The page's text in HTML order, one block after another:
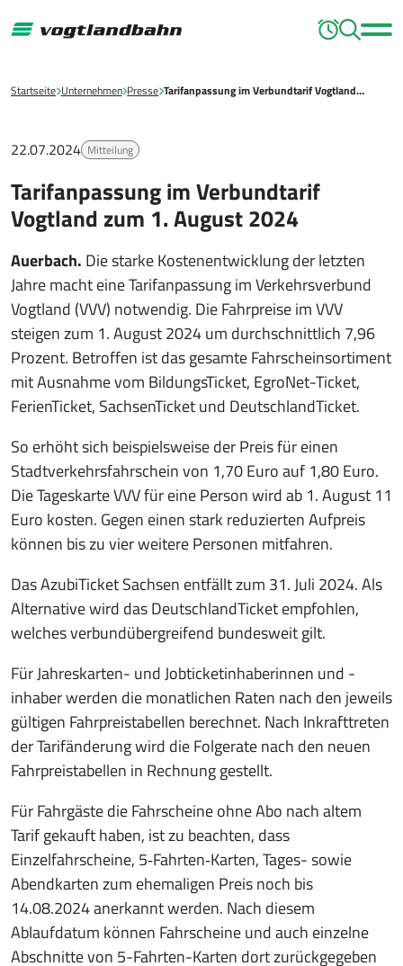
Startseite Unternehmen Presse Tarifanpassung im Verbundtarif Vogtland…
22.07.2024 Mitteilung
Tarifanpassung im Verbundtarif
Vogtland zum 1. August 2024
Auerbach. Die starke Kostenentwicklung der letzten
Jahre macht eine Tarifanpassung im Verkehrsverbund
Vogtland (VVV) notwendig. Die Fahrpreise im VVV
steigen zum 1. August 2024 um durchschnittlich 7,96
Prozent. Betroffen ist das gesamte Fahrscheinsortiment
mit Ausnahme vom BildungsTicket, EgroNet-Ticket,
FerienTicket, SachsenTicket und DeutschlandTicket.
So erhöht sich beispielsweise der Preis für einen
Stadtverkehrsfahrschein von 1,70 Euro auf 1,80 Euro.
Die Tageskarte VVV für eine Person wird ab 1. August 11
Euro kosten. Gegen einen stark reduzierten Aufpreis
können bis zu vier weitere Personen mitfahren.
Das AzubiTicket Sachsen entfällt zum 31. Juli 2024. Als
Alternative wird das DeutschlandTicket empfohlen,
welches verbundübergreifend bundesweit gilt.
Für Jahreskarten- und Jobticketinhaberinnen und -
inhaber werden die monatlichen Raten nach den jeweils
gültigen Fahrpreistabellen berechnet. Nach Inkrafttreten
der Tarifänderung wird die Folgerate nach den neuen
Fahrpreistabellen in Rechnung gestellt.
Für Fahrgäste die Fahrscheine ohne Abo nach altem
Tarif gekauft haben, ist zu beachten, dass
Einzelfahrscheine, 5‐Fahrten‐Karten, Tages- sowie
Abendkarten zum ehemaligen Preis noch bis
14.08.2024 anerkannt werden. Nach diesem
Ablaufdatum können Fahrscheine und auch einzelne
Abschnitte von 5-Fahrten-Karten dort zurückgegeben